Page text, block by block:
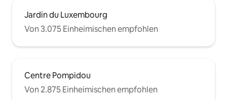
Jardin du Luxembourg
Von 3.075 Einheimischen empfohlen
Centre Pompidou
Von 2.875 Einheimischen empfohlen